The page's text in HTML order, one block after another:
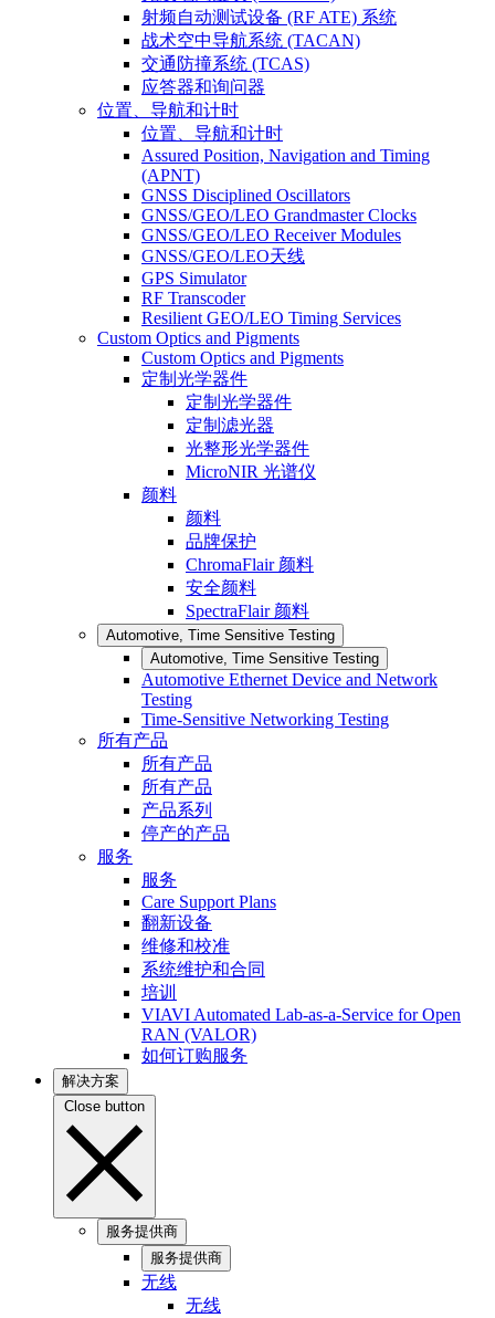
射频自动测试设备 (RF ATE) 系统
战术空中导航系统 (TACAN)
交通防撞系统 (TCAS)
应答器和询问器
位置、导航和计时
位置、导航和计时
Assured Position, Navigation and Timing
(APNT)
GNSS Disciplined Oscillators
GNSS/GEO/LEO Grandmaster Clocks
GNSS/GEO/LEO Receiver Modules
GNSS/GEO/LEO天线
GPS Simulator
RF Transcoder
Resilient GEO/LEO Timing Services
Custom Optics and Pigments
Custom Optics and Pigments
定制光学器件
定制光学器件
定制滤光器
光整形光学器件
MicroNIR 光谱仪
颜料
颜料
品牌保护
ChromaFlair 颜料
安全颜料
SpectraFlair 颜料
Automotive, Time Sensitive Testing
Automotive, Time Sensitive Testing
Automotive Ethernet Device and Network
Testing
Time-Sensitive Networking Testing
所有产品
所有产品
所有产品
产品系列
停产的产品
服务
服务
Care Support Plans
翻新设备
维修和校准
系统维护和合同
培训
VIAVI Automated Lab-as-a-Service for Open
RAN (VALOR)
如何订购服务
解决方案
Close button
服务提供商
服务提供商
无线
无线